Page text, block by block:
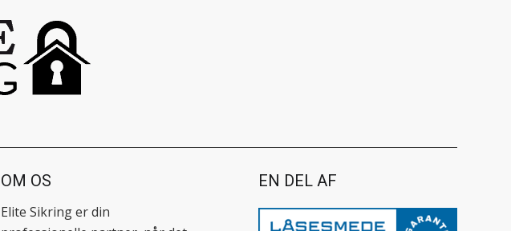
OM OS
Elite Sikring er din
EN DEL AF